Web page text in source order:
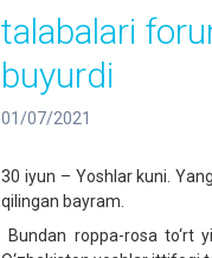
talabalari
buyurdi
01/07/2021
30 iyun – Yoshlar kuni.
qilingan bayram.
Bundan roppa-rosa to‘rt